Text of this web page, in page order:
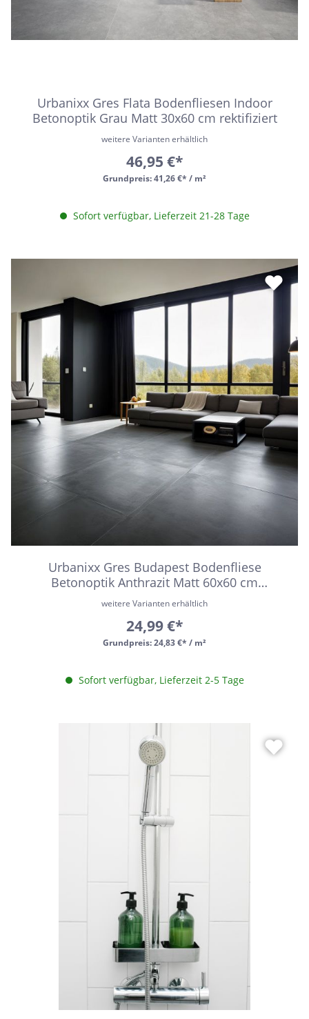
Urbanixx Gres Flata Bodenfliesen Indoor
Betonoptik Grau Matt 30x60 cm rektifiziert
Grundpreis:41,26 €* / m²
weitere Varianten erhältlich
46,95 €*
Sofort verfügbar, Lieferzeit 21-28 Tage
Urbanixx Gres Budapest Bodenfliese
Betonoptik Anthrazit Matt 60x60 cm
rektifiziert R10B
Grundpreis:24,83 €* / m²
weitere Varianten erhältlich
24,99 €*
Sofort verfügbar, Lieferzeit 2-5 Tage